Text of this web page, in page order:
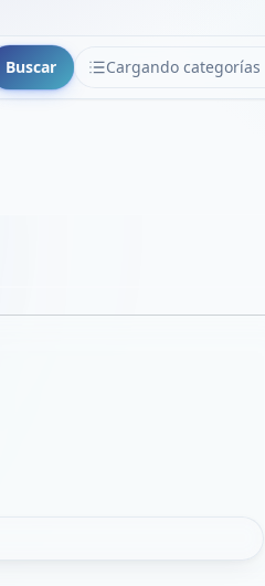
Buscar Cargando categorías
CATEGORÍAS
VER EN PANTALLA COMPLETA